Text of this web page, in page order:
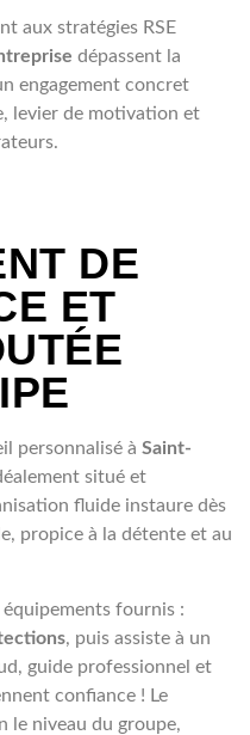
aux stratégies RSE
dépassent la
engagement concret
levier de motivation et
DE
ET
personnalisé à Saint-
situé et
fluide instaure dès
propice à la détente et au
fournis :
, puis assiste à un
guide professionnel et
confiance ! Le
le niveau du groupe,